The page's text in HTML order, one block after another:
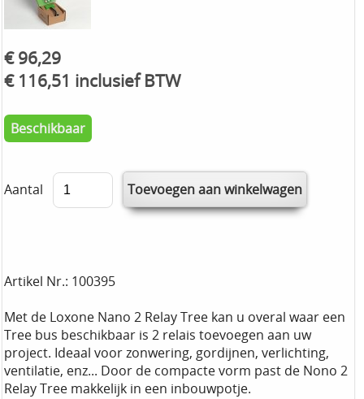
€ 96,29
€ 116,51 inclusief BTW
Beschikbaar
Aantal
Artikel Nr.: 100395
Met de Loxone Nano 2 Relay Tree kan u overal waar een
Tree bus beschikbaar is 2 relais toevoegen aan uw
project. Ideaal voor zonwering, gordijnen, verlichting,
ventilatie, enz... Door de compacte vorm past de Nono 2
Relay Tree makkelijk in een inbouwpotje.